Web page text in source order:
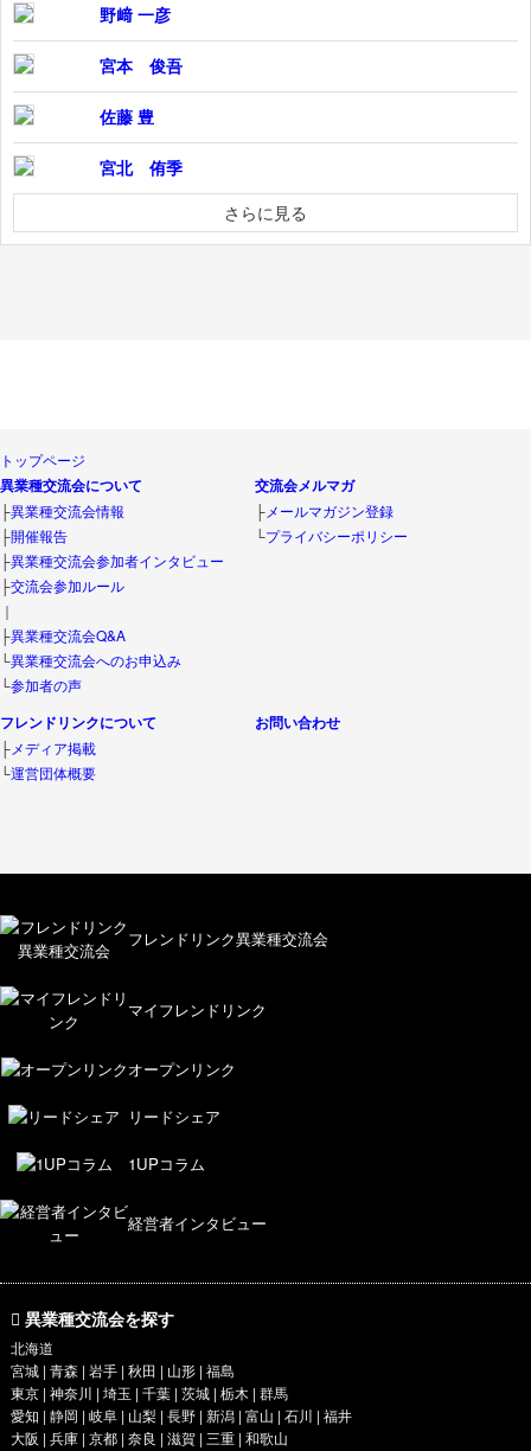
野﨑 一彦
宮本 俊吾
佐藤 豊
宮北 侑季
さらに見る
トップページ
異業種交流会について
├異業種交流会情報
├開催報告
├異業種交流会参加者インタビュー
├交流会参加ルール
｜
├異業種交流会Q&A
└異業種交流会へのお申込み
└参加者の声
交流会メルマガ
├メールマガジン登録
└プライバシーポリシー
フレンドリンクについて
├メディア掲載
└運営団体概要
お問い合わせ
フレンドリンク異業種交流会
マイフレンドリンク
オープンリンク
リードシェア
1UPコラム
経営者インタビュー
異業種交流会を探す
北海道
宮城 | 青森 | 岩手 | 秋田 | 山形 | 福島
東京| 神奈川 | 埼玉 | 千葉 | 茨城 | 栃木 | 群馬
愛知 | 静岡 | 岐阜 | 山梨 | 長野 | 新潟 | 富山 | 石川 | 福井
大阪 | 兵庫| 京都| 奈良 | 滋賀 | 三重 | 和歌山